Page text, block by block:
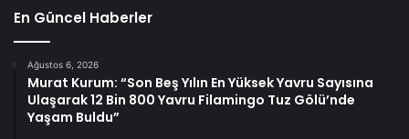
En Güncel Haberler
Ağustos 6, 2026
Murat Kurum: “Son Beş Yılın En Yüksek Yavru Sayısına
Ulaşarak 12 Bin 800 Yavru Filamingo Tuz Gölü’nde
Yaşam Buldu”